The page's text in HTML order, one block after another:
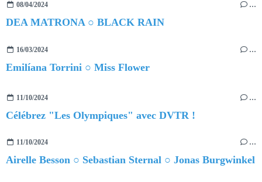
08/04/2024 …
DEA MATRONA ○ BLACK RAIN
16/03/2024 …
Emilíana Torrini ○ Miss Flower
11/10/2024 …
Célébrez "Les Olympiques" avec DVTR !
11/10/2024 …
Airelle Besson ○ Sebastian Sternal ○ Jonas Burgwinkel